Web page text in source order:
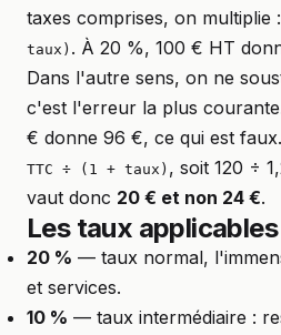
taxes comprises, on multiplie :
taux) . À 20 %, 100 € HT
Dans l'autre sens, on ne
c'est l'erreur la plus
€ donne 96 €, ce qui est
TTC ÷ (1 + taux) , soit 120 ÷
vaut donc 20 € et non 24 €.
Les taux
20 % — taux normal,
et services.
10 % — taux intermédiaire :